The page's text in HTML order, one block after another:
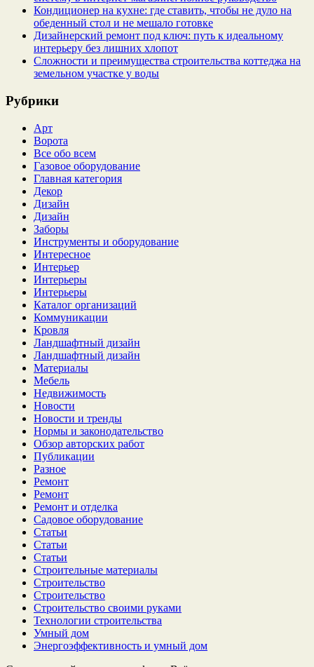
Кондиционер на кухне: где ставить, чтобы не дуло на
обеденный стол и не мешало готовке
Дизайнерский ремонт под ключ: путь к идеальному
интерьеру без лишних хлопот
Сложности и преимущества строительства коттеджа на
земельном участке у воды
Рубрики
Арт
Ворота
Все обо всем
Газовое оборудование
Главная категория
Декор
Дизайн
Дизайн
Заборы
Инструменты и оборудование
Интересное
Интерьер
Интерьеры
Интерьеры
Каталог организаций
Коммуникации
Кровля
Ландшафтный дизайн
Ландшафтный дизайн
Материалы
Мебель
Недвижимость
Новости
Новости и тренды
Нормы и законодательство
Обзор авторских работ
Публикации
Разное
Ремонт
Ремонт
Ремонт и отделка
Садовое оборудование
Статьи
Статьи
Статьи
Строительные материалы
Строительство
Строительство
Строительство своими руками
Технологии строительства
Умный дом
Энергоэффективность и умный дом